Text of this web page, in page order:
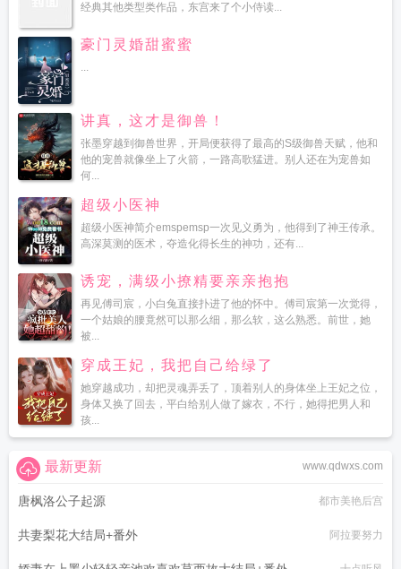
经典其他类型类作品，东宫来了个小侍读...
豪门灵婚甜蜜蜜
...
讲真，这才是御兽！
张墨穿越到御兽世界，开局便获得了最高的S级御兽天赋，他和
他的宠兽就像坐上了火箭，一路高歌猛进。别人还在为宠兽如
何...
超级小医神
超级小医神简介emspemsp一次见义勇为，他得到了神王传承。
高深莫测的医术，夺造化得长生的神功，还有...
诱宠，满级小撩精要亲亲抱抱
再见傅司宸，小白兔直接扑进了他的怀中。傅司宸第一次觉得，
一个姑娘的腰竟然可以那么细，那么软，这么熟悉。前世，她
被...
穿成王妃，我把自己给绿了
她穿越成功，却把灵魂弄丢了，顶着别人的身体坐上王妃之位，
身体又换了回去，平白给别人做了嫁衣，不行，她得把男人和
孩...
www.qdwxs.com
最新更新
唐枫洛公子起源 都市美艳后宫
共妻梨花大结局+番外 阿拉要努力